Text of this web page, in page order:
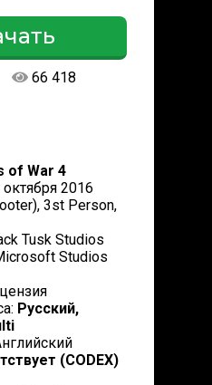
66 418
of War 4
2016
3st Person,
Tusk Studios
Studios
Русский,
(CODEX)